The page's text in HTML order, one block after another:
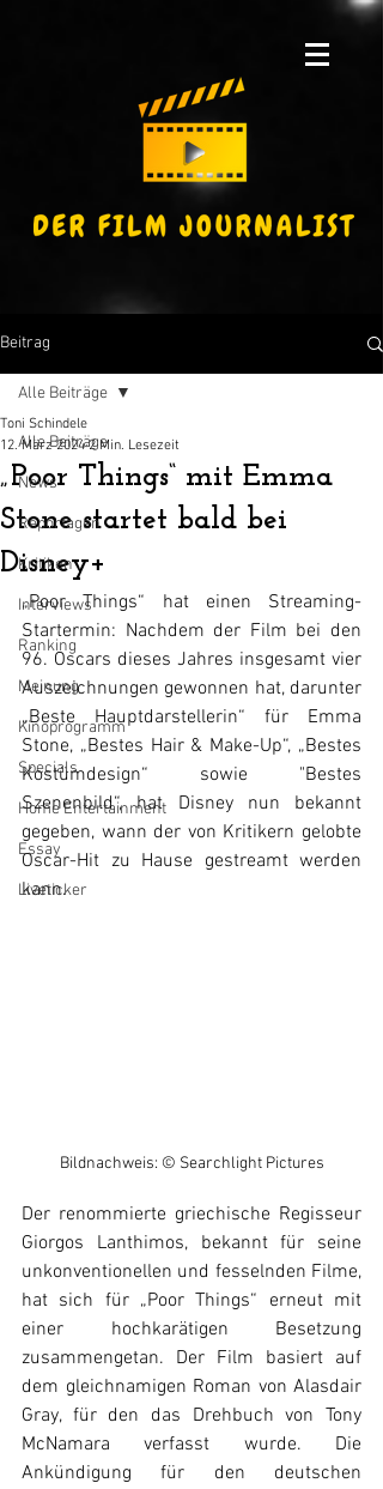
Beitrag
Alle Beiträge
News
Reportagen
Kritiken
Interviews
Ranking
Meinung
Kinoprogramm
Specials
Home Entertainment
Essay
Liveticker
Alle Beiträge
„Poor Things“ mit Emma
Stone startet bald bei
Disney+
Toni Schindele
12. März 2024 2 Min. Lesezeit
„Poor Things“ hat einen Streaming-
Startermin: Nachdem der Film bei den
96. Oscars dieses Jahres insgesamt vier
Auszeichnungen gewonnen hat, darunter
„Beste Hauptdarstellerin“ für Emma
Stone, „Bestes Hair & Make-Up“, „Bestes
Kostümdesign“ sowie "Bestes
Szenenbild“, hat Disney nun bekannt
gegeben, wann der von Kritikern gelobte
Oscar-Hit zu Hause gestreamt werden
kann.
Bildnachweis: © Searchlight Pictures
Der renommierte griechische Regisseur
Giorgos Lanthimos, bekannt für seine
unkonventionellen und fesselnden Filme,
hat sich für „Poor Things“ erneut mit
einer hochkarätigen Besetzung
zusammengetan. Der Film basiert auf
dem gleichnamigen Roman von Alasdair
Gray, für den das Drehbuch von Tony
McNamara verfasst wurde. Die
Ankündigung für den deutschen